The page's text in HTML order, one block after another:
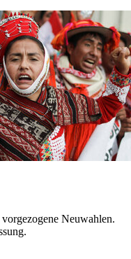
Neuwahlen.